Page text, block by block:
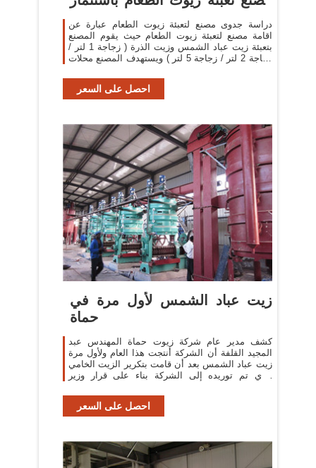
دراسة جدوى مصنع لتعبئة زيوت الطعام عبارة عن
اقامة مصنع لتعبئة زيوت الطعام حيث يقوم المصنع
بتعبئة زيت عباد الشمس وزيت الذرة ( زجاجة 1 لتر /
زجاجة 2 لتر / زجاجة 5 لتر ) ويستهدف المصنع محلات
احصل على السعر
زيت عباد الشمس لأول مرة في
حماة
كشف مدير عام شركة زيوت حماة المهندس عبد
المجيد القلفة أن الشركة أنتجت هذا العام ولأول مرة
زيت عباد الشمس بعد أن قامت بتكرير الزيت الخامي
الذي تم توريده إلى الشركة بناء على قرار وزير
احصل على السعر